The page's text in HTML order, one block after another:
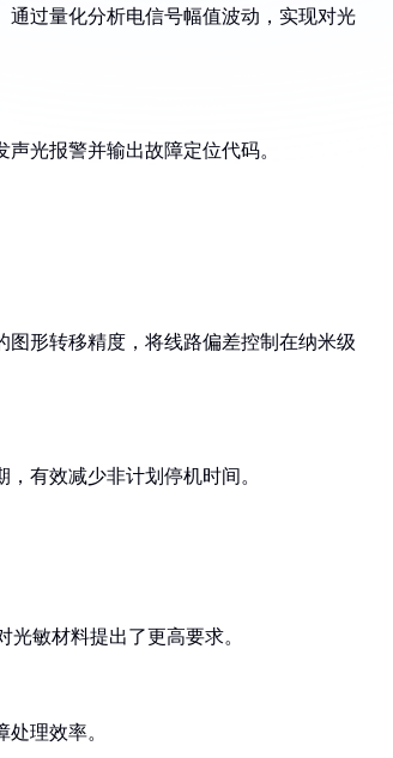
过量化分析电信号幅值波动，实现对光
光报警并输出故障定位代码。
形转移精度，将线路偏差控制在纳米级
有效减少非计划停机时间。
敏材料提出了更高要求。
理效率。